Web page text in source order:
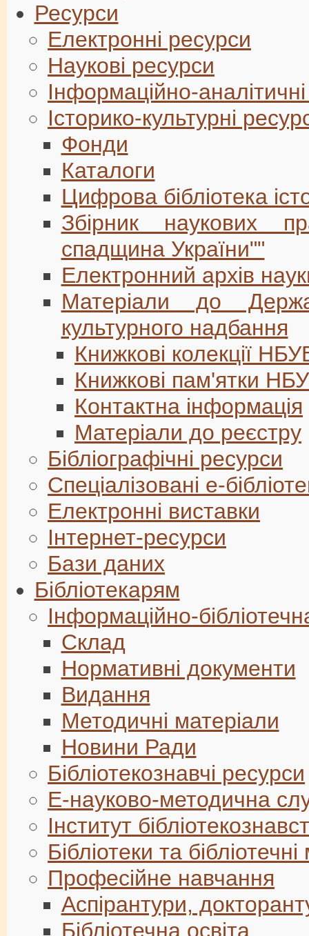
Ресурси
Електронні ресурси
Наукові ресурси
Інформаційно-
Історико-культурні
Фонди
Каталоги
Цифрова бібліотека
Збірник наукових
спадщина України""
Електронний архів
Матеріали до
культурного надбання
Книжкові колекції
Книжкові пам'ятки
Контактна інформація
Матеріали до реєстру
Бібліографічні ресурси
Спеціалізовані е-
Електронні виставки
Інтернет-ресурси
Бази даних
Бібліотекарям
Інформаційно-
Склад
Нормативні документи
Видання
Методичні матеріали
Новини Ради
Бібліотекознавчі ресурси
Е-науково-методична
Інститут
Бібліотеки та
Професійне навчання
Аспірантури,
Бібліотечна освіта